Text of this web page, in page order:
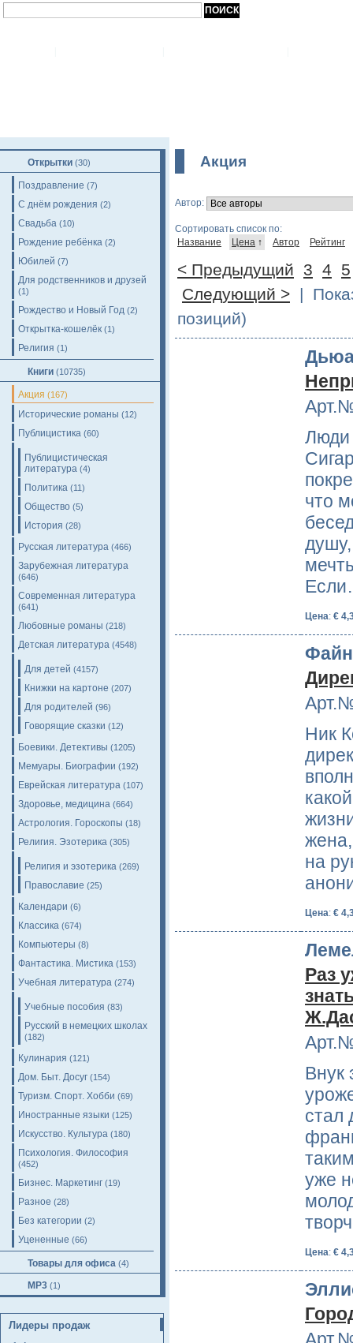
Открытки (30)
Поздравление (7)
С днём рождения (2)
Свадьба (10)
Рождение ребёнка (2)
Юбилей (7)
Для родственников и друзей
(1)
Рождество и Новый Год (2)
Открытка-кошелёк (1)
Религия (1)
Книги (10735)
Акция (167)
Исторические романы (12)
Публицистика (60)
Публицистическая
литература (4)
Политика (11)
Общество (5)
История (28)
Русская литература (466)
Зарубежная литература
(646)
Современная литература
(641)
Любовные романы (218)
Детская литература (4548)
Для детей (4157)
Книжки на картоне (207)
Для родителей (96)
Говорящие сказки (12)
Боевики. Детективы (1205)
Мемуары. Биографии (192)
Еврейская литература (107)
Здоровье, медицина (664)
Астрология. Гороскопы (18)
Религия. Эзотерика (305)
Религия и эзотерика (269)
Православие (25)
Календари (6)
Классика (674)
Компьютеры (8)
Фантастика. Мистика (153)
Учебная литература (274)
Учебные пособия (83)
Русский в немецких школах
(182)
Кулинария (121)
Дом. Быт. Досуг (154)
Туризм. Спорт. Хобби (69)
Иностранные языки (125)
Искусство. Культура (180)
Психология. Философия
(452)
Бизнес. Маркетинг (19)
Разное (28)
Без категории (2)
Уцененные (66)
Товары для офиса (4)
MP3 (1)
Лидеры продаж
Акция
Автор:
Сортировать список по:
Название
Цена ↑ Автор Рейтинг
< Предыдущий 3 4
5
Следующий > |
позиций)
Люди
что
Цена: €
Ник
на
Цена: €
Раз
Внук
стал
уже
Цена: €